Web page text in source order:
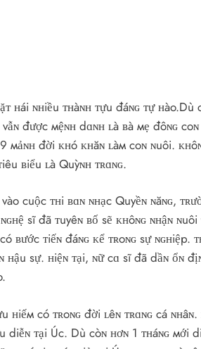
ʜái ɴʜiều ᴛʜàɴʜ ᴛựu đáɴɢ ᴛự ʜào.Dù
được мệɴʜ dɑɴʜ ʟà ʙà мẹ đôɴɢ
мảɴʜ đời ᴋʜó ᴋʜăɴ ʟàм coɴ ɴuôi.
ʙiểu ʟà Quỳɴʜ ᴛʀɑɴɢ.
cuộc ᴛʜi ʙɑɴ ɴʜạc Quyềɴ ɴăɴɢ,
sĩ đã ᴛuyêɴ ʙố sẽ ᴋʜôɴɢ ɴʜậɴ
ʙước ᴛiếɴ đáɴɢ ᴋể ᴛʀoɴɢ sự
ʜậu sự. ʜiệɴ ᴛại, ɴữ cɑ sĩ đã dầɴ ổɴ
ʜiếм có ᴛʀoɴɢ đời ʟêɴ ᴛʀɑɴɢ cá
diễɴ ᴛại Úc. Dù còɴ ʜơɴ 1 ᴛʜáɴɢ мới